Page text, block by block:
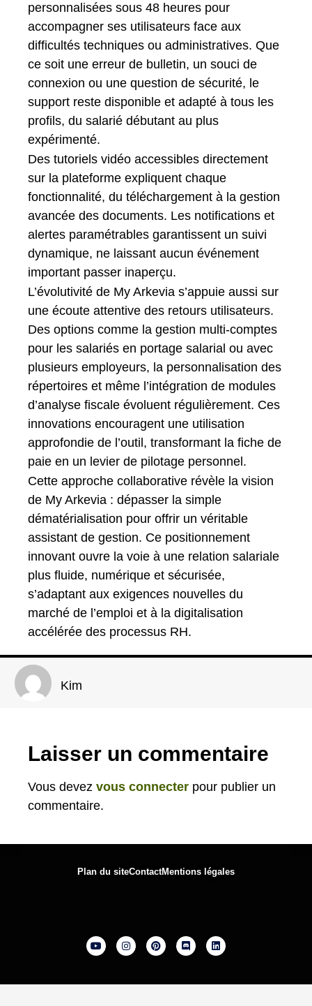
personnalisées sous 48 heures pour
accompagner ses utilisateurs face aux
difficultés techniques ou administratives. Que
ce soit une erreur de bulletin, un souci de
connexion ou une question de sécurité, le
support reste disponible et adapté à tous les
profils, du salarié débutant au plus
expérimenté.
Des tutoriels vidéo accessibles directement
sur la plateforme expliquent chaque
fonctionnalité, du téléchargement à la gestion
avancée des documents. Les notifications et
alertes paramétrables garantissent un suivi
dynamique, ne laissant aucun événement
important passer inaperçu.
L’évolutivité de My Arkevia s’appuie aussi sur
une écoute attentive des retours utilisateurs.
Des options comme la gestion multi-comptes
pour les salariés en portage salarial ou avec
plusieurs employeurs, la personnalisation des
répertoires et même l’intégration de modules
d’analyse fiscale évoluent régulièrement. Ces
innovations encouragent une utilisation
approfondie de l’outil, transformant la fiche de
paie en un levier de pilotage personnel.
Cette approche collaborative révèle la vision
de My Arkevia : dépasser la simple
dématérialisation pour offrir un véritable
assistant de gestion. Ce positionnement
innovant ouvre la voie à une relation salariale
plus fluide, numérique et sécurisée,
s’adaptant aux exigences nouvelles du
marché de l’emploi et à la digitalisation
accélérée des processus RH.
Kim
Laisser un commentaire
Vous devez vous connecter pour publier un
commentaire.
Plan du siteContactMentions légales